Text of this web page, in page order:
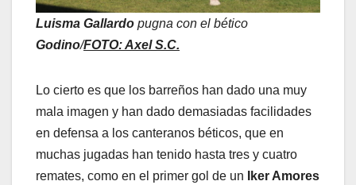
Luisma Gallardo pugna con el bético
Godino/FOTO: Axel S.C.
Lo cierto es que los barreños han dado una muy
mala imagen y han dado demasiadas facilidades
en defensa a los canteranos béticos, que en
muchas jugadas han tenido hasta tres y cuatro
remates, como en el primer gol de un
Iker Amores